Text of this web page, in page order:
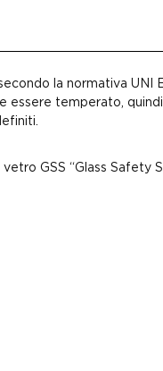
la normativa UNI
essere temperato,
GSS “Glass Safety